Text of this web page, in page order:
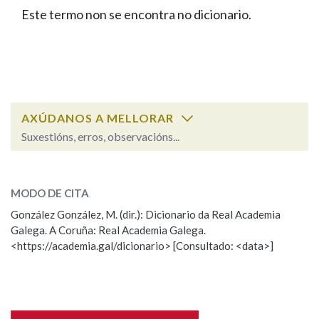
FIGURAS HOMENAXEADAS
PORTAL DAS PALABRAS
Facebook
TwitterYoutubeInstagram
Bluesky
BUSCAR NOS LEMAS
Remata por
BUSCAR NO CONTIDO
Nas definicións
Este termo non se encontra no dicionario.
AXÚDANOS A MELLORAR
Suxestións, erros, observacións...
Observación
Nome
MODO DE CITA
González González, M. (dir.): Dicionario da Real Academia
Galega. A Coruña: Real Academia Galega.
<https://academia.gal/dicionario> [Consultado: <data>]